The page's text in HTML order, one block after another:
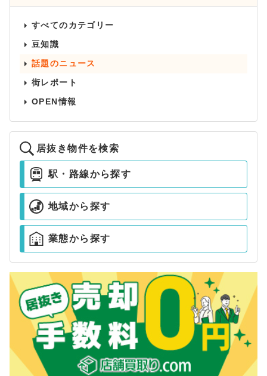
すべてのカテゴリー
豆知識
話題のニュース
街レポート
OPEN情報
居抜き物件を検索
駅・路線から探す
地域から探す
業態から探す